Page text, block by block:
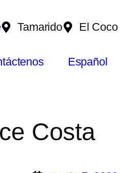
Tamarido El Coco
Español
Costa